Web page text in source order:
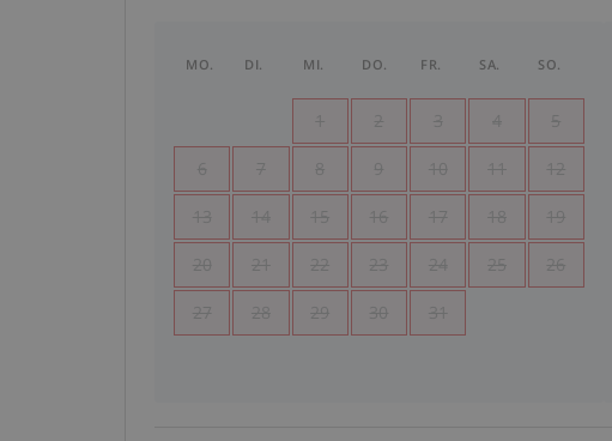
MO. DI. MI. DO. FR. SA. SO.
1 2 3 4 5
6 7 8 9 10 11 12
13 14 15 16 17 18 19
20 21 22 23 24 25 26
27 28 29 30 31